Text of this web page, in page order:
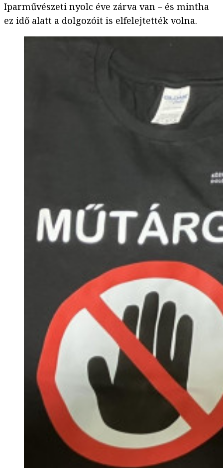
Iparművészeti nyolc éve zárva van – és mintha
ez idő alatt a dolgozóit is elfelejtették volna.